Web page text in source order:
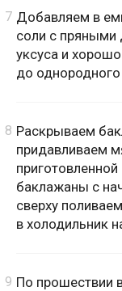
Добавляем в
соли с пряными
уксуса и
до однородного
Раскрываем
придавливаем
баклажаны с
сверху
в холодильник
По прошествии